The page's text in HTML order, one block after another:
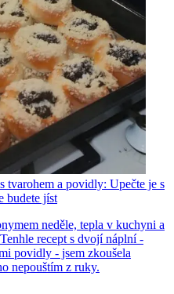
tvarohem a povidly: Upečte je s
budete jíst
neděle, tepla v kuchyni a
recept s dvojí náplní -
povidly - jsem zkoušela
nepouštím z ruky.